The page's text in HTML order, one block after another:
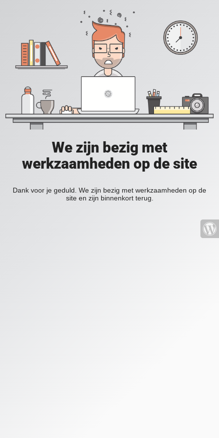
We zijn bezig met
werkzaamheden op de site
Dank voor je geduld. We zijn bezig met werkzaamheden op de
site en zijn binnenkort terug.